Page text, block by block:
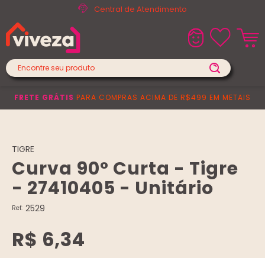
Central de Atendimento
FRETE GRÁTIS PARA COMPRAS ACIMA DE R$499 EM METAIS
TIGRE
Curva 90° Curta - Tigre
- 27410405 - Unitário
Ref: 2529
R$ 6,34